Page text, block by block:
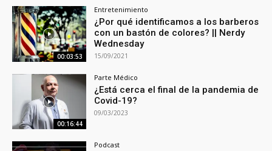
00:03:53
Entretenimiento
¿Por qué identificamos a los barberos
con un bastón de colores? || Nerdy
Wednesday
15/09/2021
00:16:44
Parte Médico
¿Está cerca el final de la pandemia de
Covid-19?
09/03/2023
Podcast